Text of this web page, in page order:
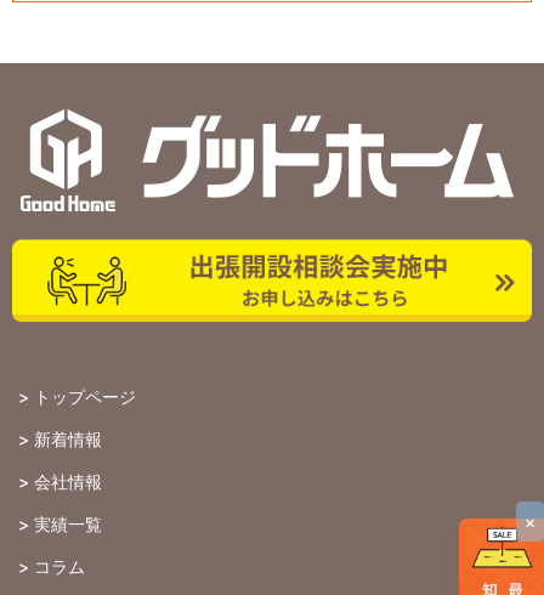
> トップページ
> 新着情報
> 会社情報
> 実績一覧
> コラム
×